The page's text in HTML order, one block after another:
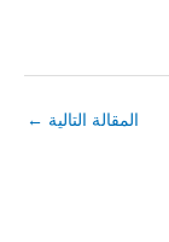
المقالة التالية ←